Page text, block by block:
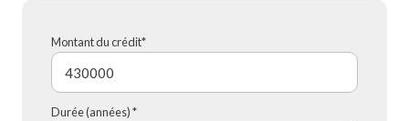
Montant du crédit*
Durée (années) *